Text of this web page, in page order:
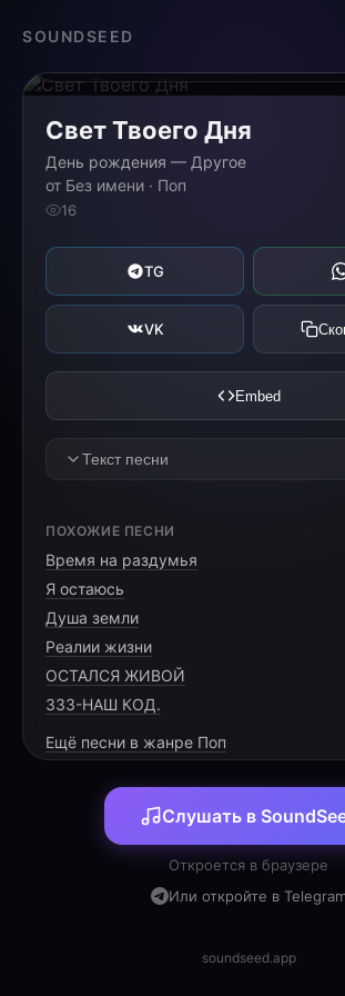
SOUNDSEED
Свет Твоего Дня
День рождения — Другое
от Без имени · Поп
16
TG
VK
Embed
Текст песни
Утро заходит в твой дом,
Солнце рисует узор.
Мы говорим лишь о том,
[PRE-CHORUS]
Миг замирает сейчас,
Счастье в сиянии глаз.
Пусть этот праздничный час
ПОХОЖИЕ ПЕСНИ
Время на раздумья
Я остаюсь
Душа земли
Реалии жизни
ОСТАЛСЯ ЖИВОЙ
333-НАШ КОД.
Ещё песни в жанре Поп
Слушать в
Откроется в браузере
Или откройте в
soundseed.app